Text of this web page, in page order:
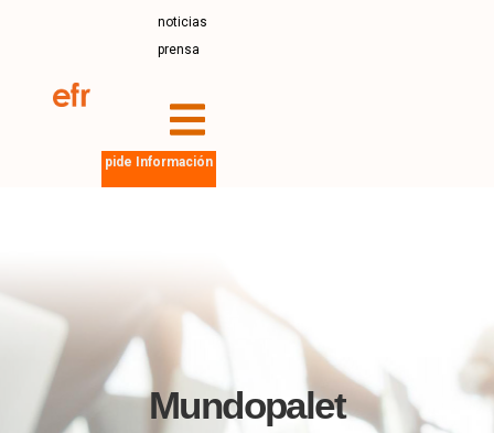
noticias
prensa
pide Información
Mundopalet